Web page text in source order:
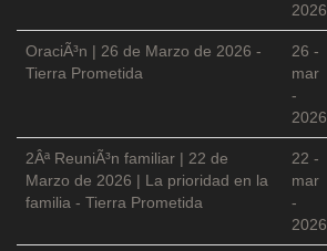
2026
OraciÃ³n | 26 de Marzo de 2026 -
Tierra Prometida
26 -
mar
-
2026
2Âª ReuniÃ³n familiar | 22 de
Marzo de 2026 | La prioridad en la
familia - Tierra Prometida
22 -
mar
-
2026